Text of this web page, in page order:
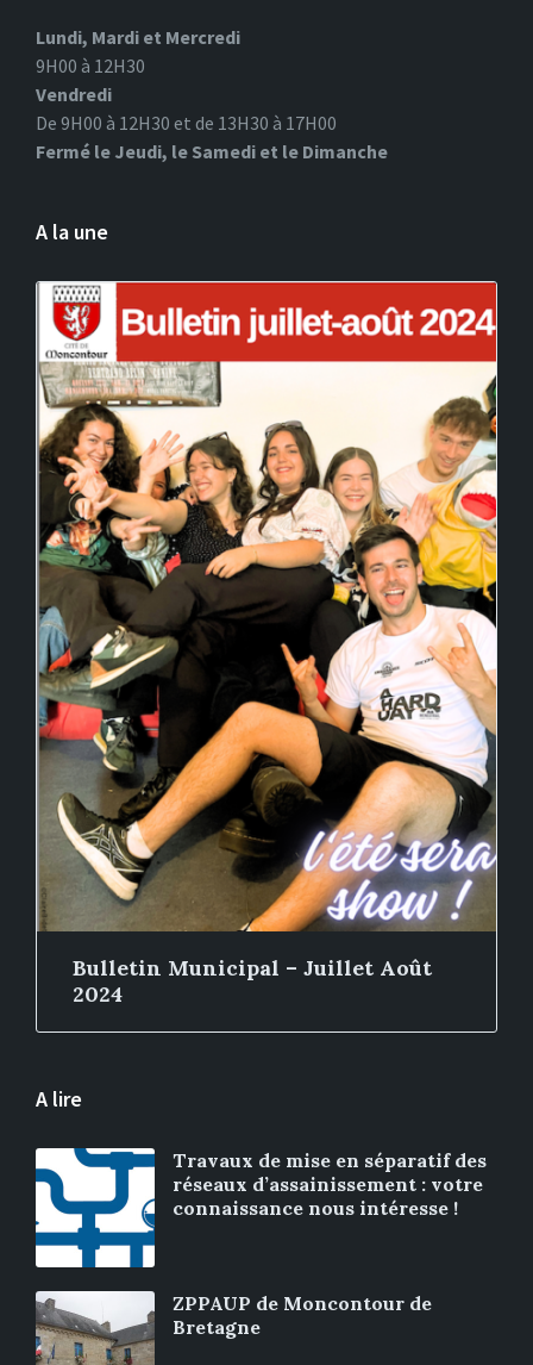
Lundi, Mardi et Mercredi
9H00 à 12H30
Vendredi
De 9H00 à 12H30 et de 13H30 à 17H00
Fermé le Jeudi, le Samedi et le Dimanche
A la une
Bulletin Municipal – Juillet Août
2024
A lire
Travaux de mise en séparatif des
réseaux d’assainissement : votre
connaissance nous intéresse !
ZPPAUP de Moncontour de
Bretagne